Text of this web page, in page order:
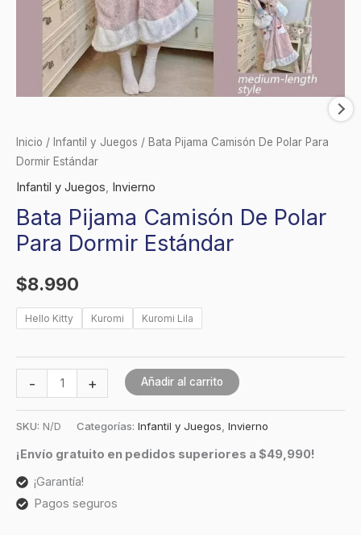
Inicio / Infantil y Juegos / Bata Pijama Camisón De Polar Para
Dormir Estándar
Infantil y Juegos, Invierno
Bata Pijama Camisón De Polar
Para Dormir Estándar
$8.990
Hello Kitty Kuromi Kuromi Lila
- + Añadir al carrito
SKU: N/D Categorías: Infantil y Juegos Invierno
¡Envío gratuito en pedidos superiores a $49,990!
¡Garantía!
Pagos seguros